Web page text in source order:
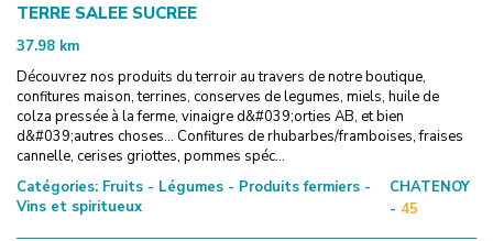
TERRE SALEE SUCREE
37.98 km
Découvrez nos produits du terroir au travers de notre boutique,
confitures maison, terrines, conserves de legumes, miels, huile de
colza pressée à la ferme, vinaigre d&#039;orties AB, et bien
d&#039;autres choses... Confitures de rhubarbes/framboises, fraises
cannelle, cerises griottes, pommes spéc...
Catégories: Fruits - Légumes - Produits fermiers -
Vins et spiritueux
CHATENOY
- 45